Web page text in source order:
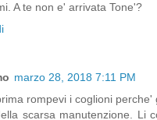
A te non e' arrivata Tone'?
marzo 28, 2018 7:11 PM
rompevi i coglioni perche'
scarsa manutenzione. Li